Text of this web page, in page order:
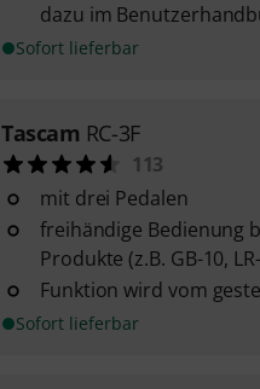
dazu im
Sofort lieferbar
Tascam RC-3F
113
mit drei Pedalen
freihändige Bedienung
Produkte (z.B. GB-10,
Funktion wird vom
Sofort lieferbar